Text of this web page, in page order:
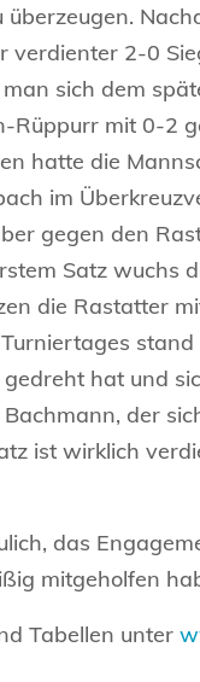
überzeugen.
verdienter 2-0
sich dem
Rüppurr mit 0-2
hatte die
im
gegen den
Satz wuchs
die Rastatter
hat und
der
ist wirklich
das
mitgeholfen
Tabellen unter